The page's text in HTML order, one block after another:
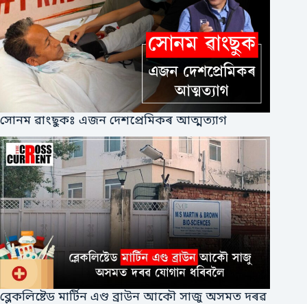
সোনম ৱাংছুকঃ এজন দেশপ্ৰেমিকৰ আত্মত্যাগ
ব্লেকলিষ্টেড মাৰ্টিন এণ্ড ব্ৰাউন আকৌ সাজু অসমত দৰৱ